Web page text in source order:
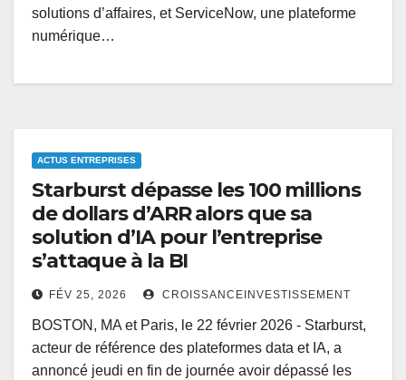
solutions d’affaires, et ServiceNow, une plateforme
numérique…
ACTUS ENTREPRISES
Starburst dépasse les 100 millions
de dollars d’ARR alors que sa
solution d’IA pour l’entreprise
s’attaque à la BI
FÉV 25, 2026 CROISSANCEINVESTISSEMENT
BOSTON, MA et Paris, le 22 février 2026 - Starburst,
acteur de référence des plateformes data et IA, a
annoncé jeudi en fin de journée avoir dépassé les